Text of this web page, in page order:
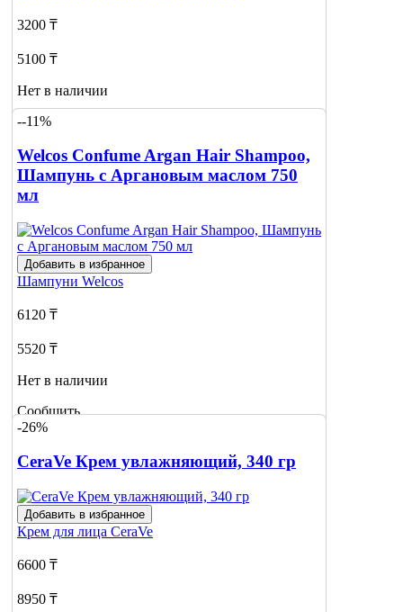
3200 ₸
5100 ₸
Нет в наличии
Сообщить
--11%
Welcos Confume Argan Hair Shampoo,
Шампунь с Аргановым маслом 750
мл
Добавить в избранное
Шампуни Welcos
6120 ₸
5520 ₸
Нет в наличии
Сообщить
о наличии
-26%
CeraVe Крем увлажняющий, 340 гр
Добавить в избранное
Крем для лица CeraVe
6600 ₸
8950 ₸